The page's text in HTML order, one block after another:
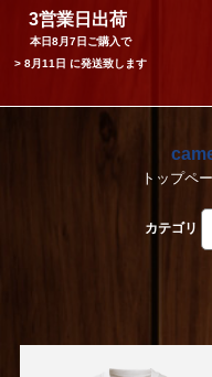
3営業日出荷
本日8月7日 ご購入で
> 8月11日 に発送致します
トップペ
カテゴリ